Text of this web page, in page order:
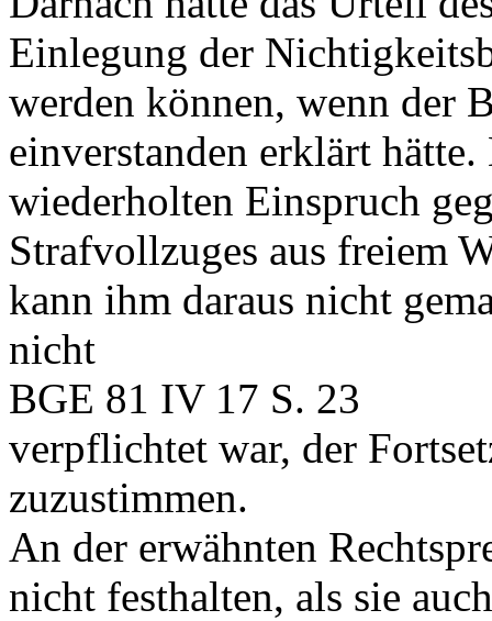
Einlegung der
werden können, wenn der
einverstanden erklärt
wiederholten Einspruch
Strafvollzuges aus freiem
kann ihm daraus nicht
nicht
BGE 81 IV 17 S. 23
verpflichtet war, der
zuzustimmen.
An der erwähnten
nicht festhalten, als sie